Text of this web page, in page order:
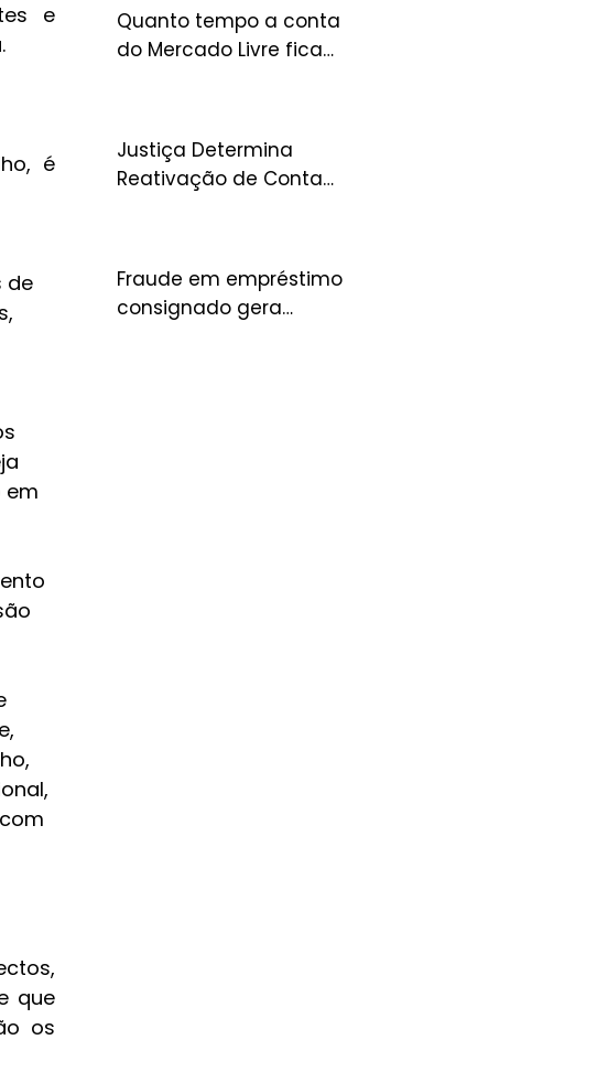
e
é
de
em
que
os
Quanto tempo a conta
do Mercado Livre fica
Justiça Determina
Reativação de Conta
Plataforma por Danos
Fraude em empréstimo
consignado gera